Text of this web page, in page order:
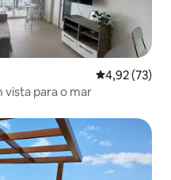
4,92 de uma
4,92 (73)
Loft no coração da cidade com vista para o mar